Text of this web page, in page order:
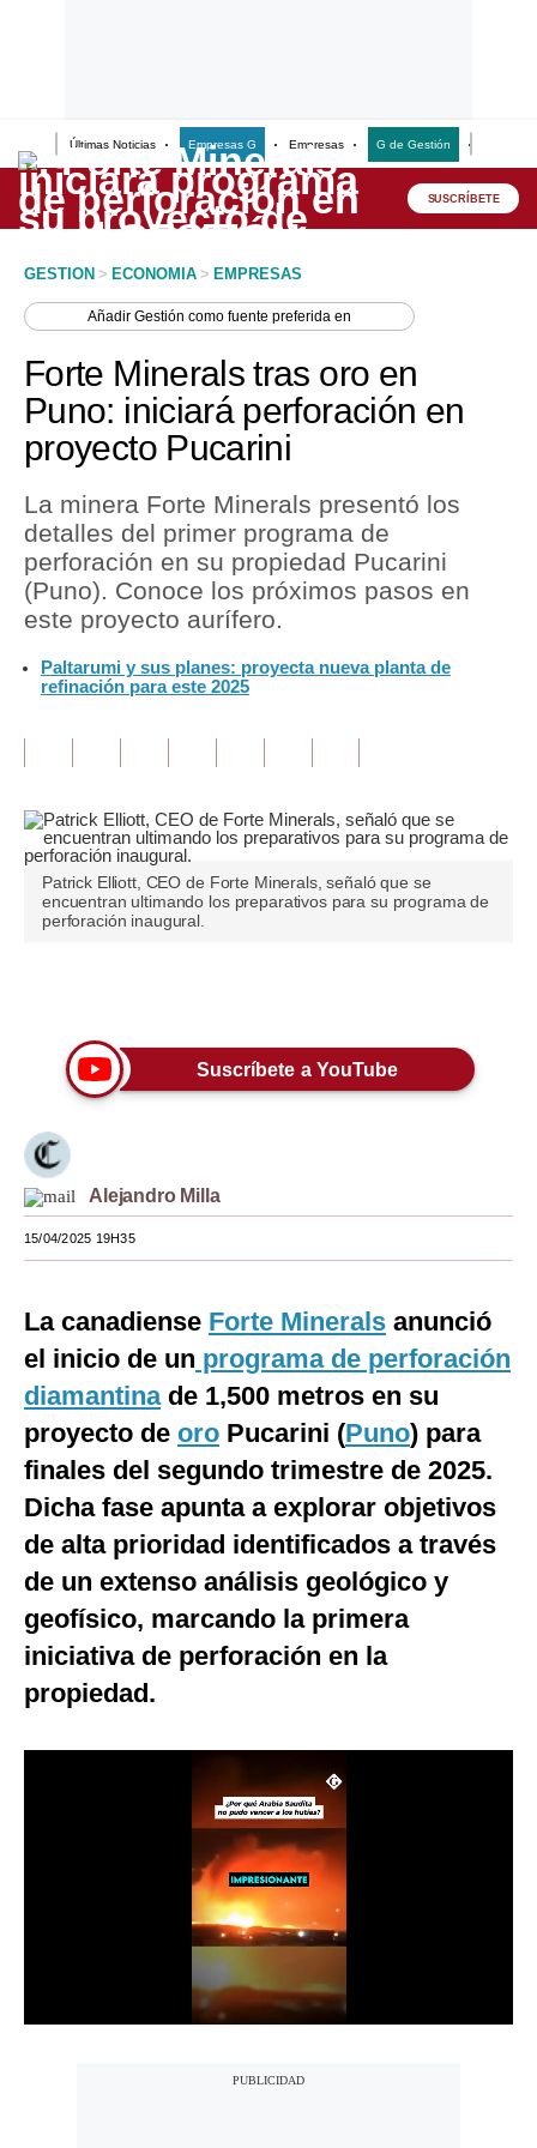
Últimas Noticias Empresas G Empresas G de Gestión
Lo último
Peru Quiosco
Economía
Mercados
Política
Tu Dinero
Finanzas Personales
Inmobiliarias
Opinión
Editorial
Pregunta de hoy
Blogs
Viajes
Estilos
Mundo
España
Internacional
Tecnología
Mix
G de Gestión
Notas Contratadas
Podcast
SUSCRÍBETE
GESTION > ECONOMIA > EMPRESAS
AñadirGestión como fuente preferida en
Forte Minerals tras oro en
Puno: iniciará perforación en
proyecto Pucarini
La minera Forte Minerals presentó los
detalles del primer programa de
perforación en su propiedad Pucarini
(Puno). Conoce los próximos pasos en
este proyecto aurífero.
Paltarumi y sus planes: proyecta nueva planta de
refinación para este 2025
Patrick Elliott, CEO de Forte Minerals, señaló que se
encuentran ultimando los preparativos para su programa de
perforación inaugural.
Suscríbete a YouTube
Alejandro Milla
15/04/2025 19H35
La canadiense Forte Minerals anunció
el inicio de un programa de perforación
diamantinade 1,500 metros en su
proyecto de oro Pucarini (Puno) para
finales del segundo trimestre de 2025.
Dicha fase apunta a explorar objetivos
de alta prioridad identificados a través
de un extenso análisis geológico y
geofísico, marcando la primera
iniciativa de perforación en la
propiedad.